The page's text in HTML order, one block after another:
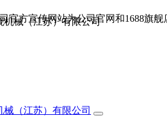
（江苏）有限公司
官方宣传网站为公司官网和1688旗